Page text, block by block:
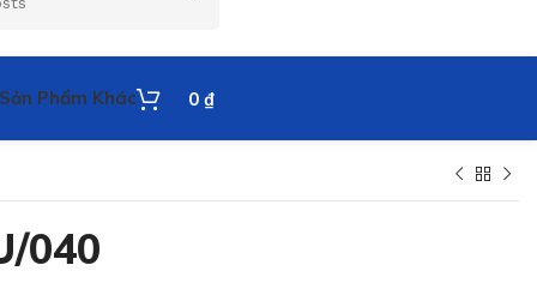
Sản Phẩm Khác 0 ₫
040